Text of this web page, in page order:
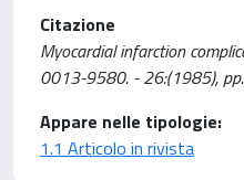
Citazione
Myocardial infarction
0013-9580. - 26:(1985),
Appare nelle tipologie:
1.1 Articolo in rivista